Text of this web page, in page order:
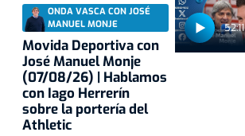
52:11
ONDA VASCA CON JOSÉ
MANUEL MONJE
Movida Deportiva con
José Manuel Monje
(07/08/26) | Hablamos
con Iago Herrerín
sobre la portería del
Athletic